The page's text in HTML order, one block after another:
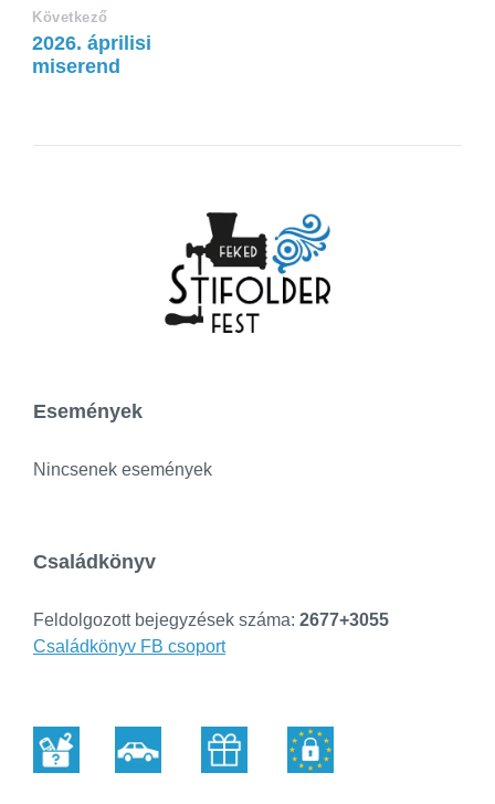
Következő
2026. áprilisi
miserend
Események
Nincsenek események
Családkönyv
Feldolgozott bejegyzések száma: 2677+3055
Családkönyv FB csoport